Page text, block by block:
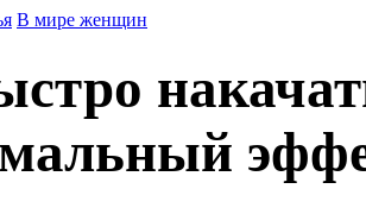
В мире женщин